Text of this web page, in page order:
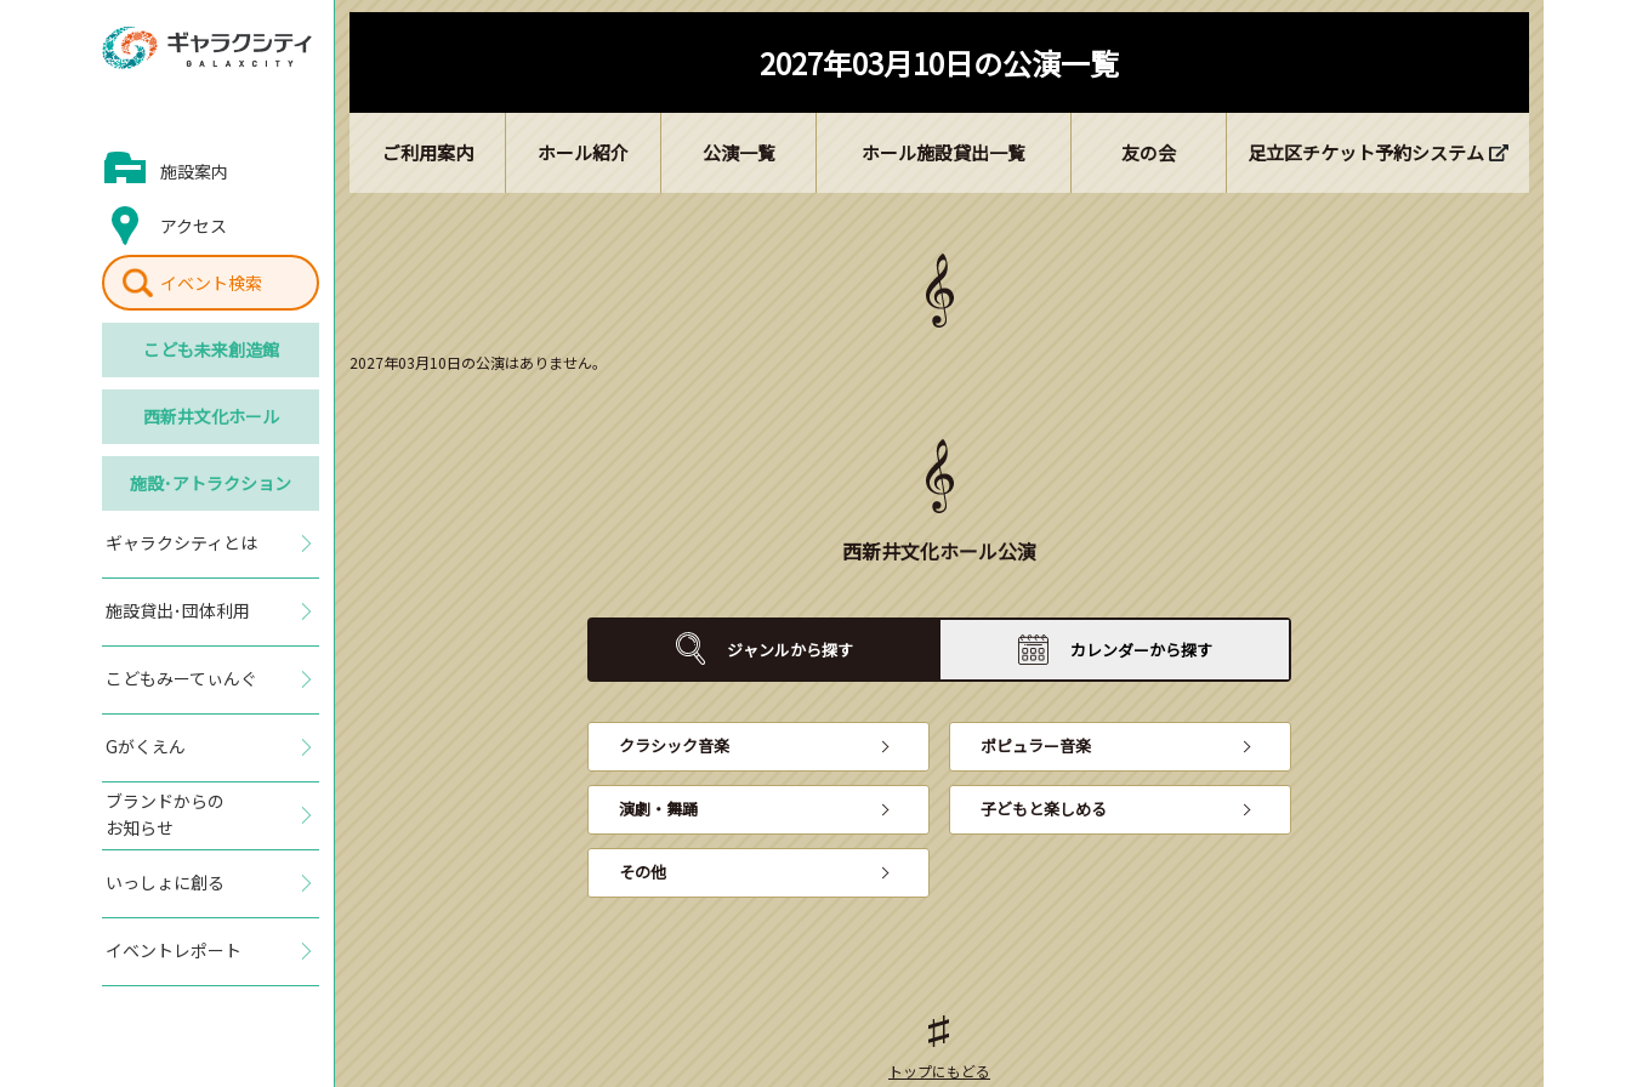
施設案内
アクセス
イベント検索
こども未来創造館
西新井文化ホール
施設･アトラクション
ギャラクシティとは
施設貸出･団体利用
こどもみーてぃんぐ
Gがくえん
ブランドからの
お知らせ
いっしょに創る
イベントレポート
2027年03月10日の公演一覧
ご利用案内 ホール紹介 公演一覧 ホール施設貸出一覧 友の会 足立区チケット予約システム
2027年03月10日の公演はありません。
西新井文化ホール公演
ジャンルから探す カレンダーから探す
クラシック音楽 ポピュラー音楽
演劇・舞踊 子どもと楽しめる
その他
トップにもどる